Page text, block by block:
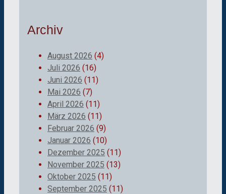
Archiv
August 2026 (4)
Juli 2026 (16)
Juni 2026 (11)
Mai 2026 (7)
April 2026 (11)
März 2026 (11)
Februar 2026 (9)
Januar 2026 (10)
Dezember 2025 (11)
November 2025 (13)
Oktober 2025 (11)
September 2025 (11)